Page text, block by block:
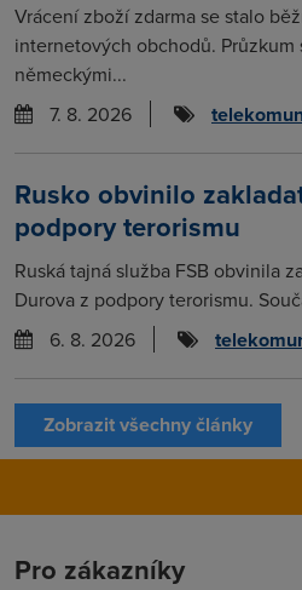
Vrácení zboží zdarma se stalo
internetových obchodů. Průzkum
německými...
7. 8. 2026
Rusko obvinilo
podpory terorismu
Ruská tajná služba FSB obvinila
Durova z podpory terorismu.
6. 8. 2026
Zobrazit všechny články
Pro zákazníky